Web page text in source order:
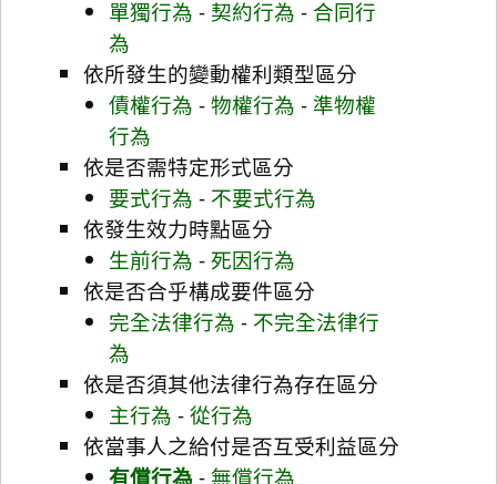
單獨行為 - 契約行為 - 合同行
為
依所發生的變動權利類型區分
債權行為 -物權行為 - 準物權
行為
依是否需特定形式區分
要式行為 - 不要式行為
依發生效力時點區分
生前行為 -死因行為
依是否合乎構成要件區分
完全法律行為 - 不完全法律行
為
依是否須其他法律行為存在區分
主行為 -從行為
依當事人之給付是否互受利益區分
有償行為- 無償行為